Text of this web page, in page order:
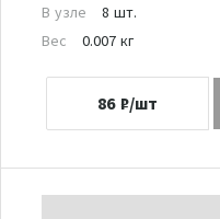
В узле
8 шт.
Вес
0.007 кг
86 ₽/шт